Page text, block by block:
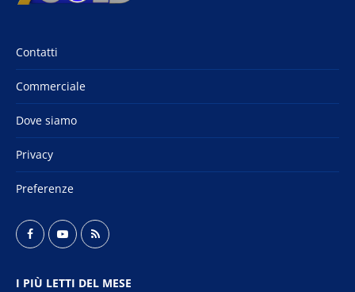
Contatti
Commerciale
Dove siamo
Privacy
Preferenze
I PIÙ LETTI DEL MESE